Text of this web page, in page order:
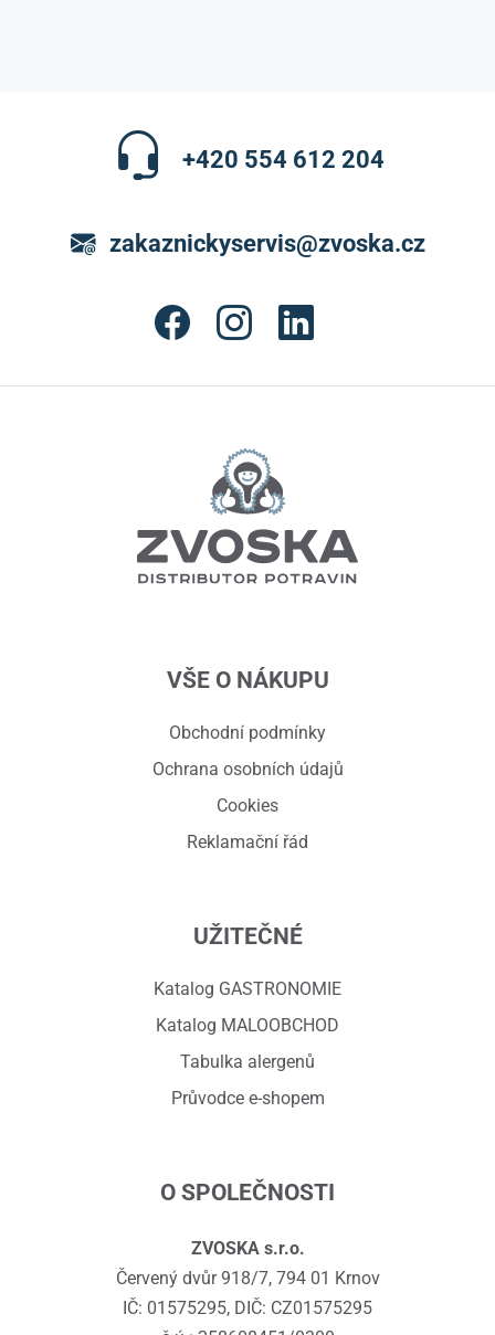
+420 554 612 204
zakaznickyservis@zvoska.cz
VŠE O NÁKUPU
Obchodní podmínky
Ochrana osobních údajů
Cookies
Reklamační řád
UŽITEČNÉ
Katalog GASTRONOMIE
Katalog MALOOBCHOD
Tabulka alergenů
Průvodce e-shopem
O SPOLEČNOSTI
ZVOSKA s.r.o.
Červený dvůr 918/7, 794 01 Krnov
IČ: 01575295, DIČ: CZ01575295